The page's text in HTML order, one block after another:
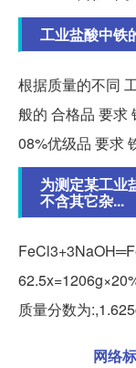
工业盐酸中铁
根据质量的不同
般的 合格品 要求
08%优级品 要求
为测定某工业
不含其它杂...
质量分数为
网络